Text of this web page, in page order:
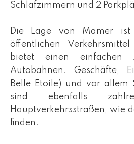
Schlafzimmern und 2
Die Lage von Mamer
öffentlichen
bietet einen einfachen
Autobahnen. Geschäfte,
Belle Etoile) und vor allem
sind ebenfalls
Hauptverkehrsstraßen, wie
finden.